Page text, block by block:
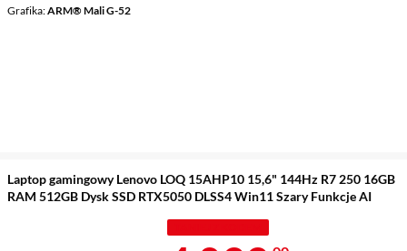
Grafika ARM® Mali G-52
Laptop gamingowy Lenovo LOQ 15AHP10 15,6" 144Hz R7 250 16GB
RAM 512GB Dysk SSD RTX5050 DLSS4 Win11 Szary Funkcje AI